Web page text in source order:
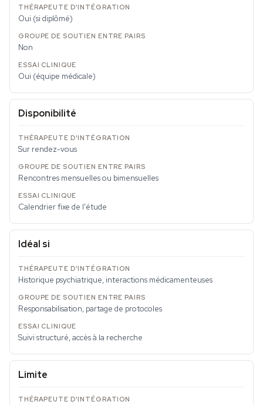
Oui (si diplômé)
Non
Oui (équipe médicale)
Disponibilité
Sur rendez-vous
Rencontres mensuelles ou bimensuelles
Calendrier fixe de l'étude
Idéal si
Historique psychiatrique, interactions médicamenteuses
Responsabilisation, partage de protocoles
Suivi structuré, accès à la recherche
Limite